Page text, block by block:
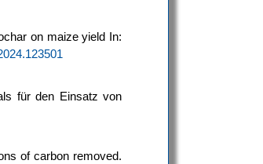
on maize yield In:
für den Einsatz von
of carbon removed.